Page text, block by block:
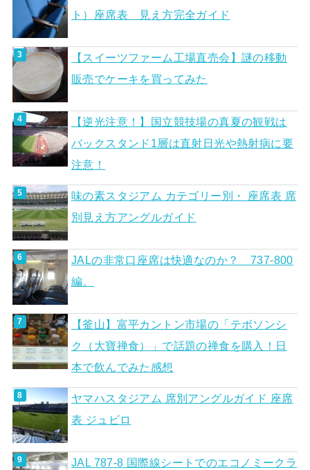
ト）座席表 見え方完全ガイド
【スイーツファーム工場直売会】謎の移動
販売でケーキを買ってみた
【逆光注意！】国立競技場の真夏の観戦は
バックスタンド1層は直射日光や熱射病に要
注意！
味の素スタジアム カテゴリー別・ 座席表 席
別見え方アングルガイド
JALの非常口座席は快適なのか？ 737-800
編。
【釜山】富平カントン市場の「テボソンシ
ク（大寶禅食）」で話題の禅食を購入！日
本で飲んでみた感想
ヤマハスタジアム 席別アングルガイド 座席
表 ジュビロ
JAL 787-8 国際線シートでのエコノミークラ